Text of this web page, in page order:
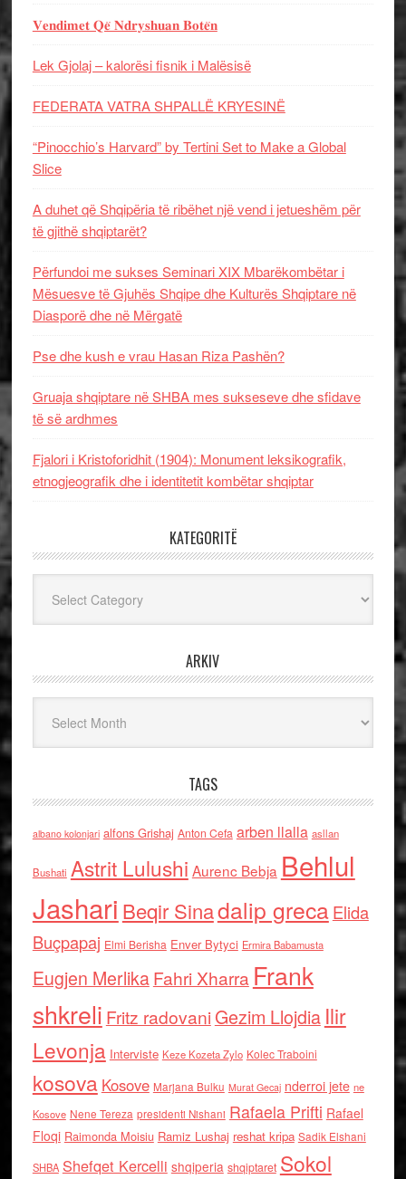
𝐕𝐞𝐧𝐝𝐢𝐦𝐞𝐭 𝐐𝐞̈ 𝐍𝐝𝐫𝐲𝐬𝐡𝐮𝐚𝐧 𝐁𝐨𝐭𝐞̈𝐧
Lek Gjolaj – kalorësi fisnik i Malësisë
FEDERATA VATRA SHPALLË KRYESINË
“Pinocchio’s Harvard” by Tertini Set to Make a Global
Slice
A duhet që Shqipëria të ribëhet një vend i jetueshëm për
të gjithë shqiptarët?
Përfundoi me sukses Seminari XIX Mbarëkombëtar i
Mësuesve të Gjuhës Shqipe dhe Kulturës Shqiptare në
Diasporë dhe në Mërgatë
Pse dhe kush e vrau Hasan Riza Pashën?
Gruaja shqiptare në SHBA mes sukseseve dhe sfidave
të së ardhmes
Fjalori i Kristoforidhit (1904): Monument leksikografik,
etnogjeografik dhe i identitetit kombëtar shqiptar
KATEGORITË
ARKIV
TAGS
albano kolonjari alfons Grishaj Anton Cefa arben llalla asllan
Bushati Astrit Lulushi Aurenc Bebja Behlul
Jashari Beqir Sinadalip grecaElida
Buçpapaj Elmi Berisha Enver Bytyci Ermira Babamusta
Eugjen MerlikaFahri Xharra Frank
shkreli Fritz radovaniGezim Llojdia Ilir
Levonja Interviste Keze Kozeta Zylo Kolec Traboini
kosova Kosove Marjana Bulku Murat Gecaj nderroi jete ne
Kosove Nene Tereza presidenti Nishani Rafaela Prifti Rafael
Floqi Raimonda Moisiu Ramiz Lushaj reshat kripa Sadik Elshani
SHBA Shefqet Kercelli shqiperia shqiptaret Sokol